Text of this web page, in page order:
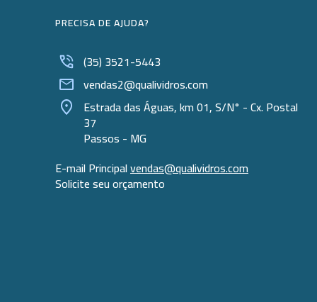
PRECISA DE AJUDA?
(35) 3521-5443
vendas2@qualividros.com
Estrada das Águas, km 01, S/N° - Cx. Postal
37
Passos - MG
E-mail Principalvendas@qualividros.com
Solicite seu orçamento